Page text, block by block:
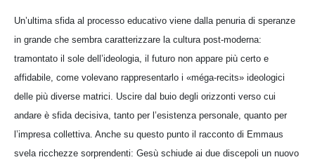
Un’ultima sfida al processo educativo viene dalla penuria di speranze
in grande che sembra caratterizzare la cultura post-moderna:
tramontato il sole dell’ideologia, il futuro non appare più certo e
affidabile, come volevano rappresentarlo i «méga-recits» ideologici
delle più diverse matrici. Uscire dal buio degli orizzonti verso cui
andare è sfida decisiva, tanto per l’esistenza personale, quanto per
l’impresa collettiva. Anche su questo punto il racconto di Emmaus
svela ricchezze sorprendenti: Gesù schiude ai due discepoli un nuovo